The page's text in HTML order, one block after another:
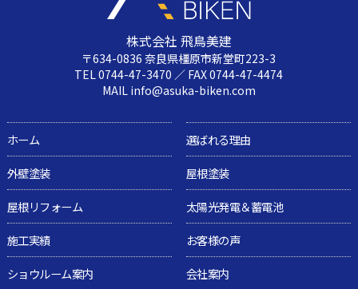
株式会社 飛鳥美建
〒634-0836 奈良県橿原市新堂町223-3
TEL 0744-47-3470 ／ FAX 0744-47-4474
MAIL info@asuka-biken.com
ホーム
選ばれる理由
外壁塗装
屋根塗装
屋根リフォーム
太陽光発電＆蓄電池
施工実績
お客様の声
ショウルーム案内
会社案内